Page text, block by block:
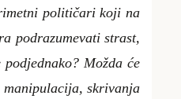
političari koji na
podrazumevati strast,
Možda će
manipulacija, skrivanja